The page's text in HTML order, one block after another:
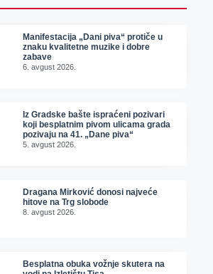
Manifestacija „Dani piva“ protiče u
znaku kvalitetne muzike i dobre
zabave
6. avgust 2026.
Iz Gradske bašte ispraćeni pozivari
koji besplatnim pivom ulicama grada
pozivaju na 41. „Dane piva“
5. avgust 2026.
Dragana Mirković donosi najveće
hitove na Trg slobode
8. avgust 2026.
Besplatna obuka vožnje skutera na